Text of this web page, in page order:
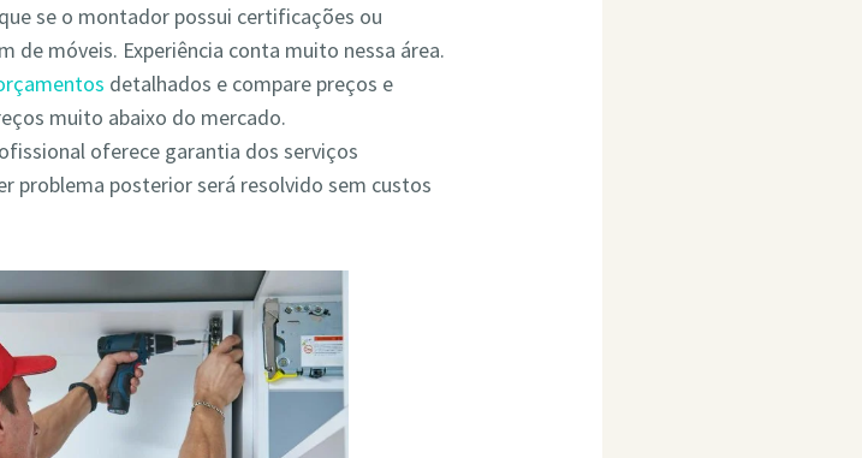
se o montador possui certificações ou
de móveis. Experiência conta muito nessa área.
detalhados e compare preços e
muito abaixo do mercado.
oferece garantia dos serviços
problema posterior será resolvido sem custos